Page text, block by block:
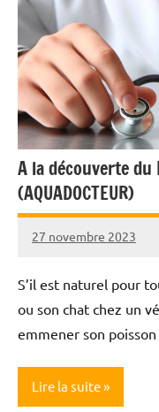
A la découverte du
(AQUADOCTEUR)
27 novembre 2023
Nicolas
S’il est naturel pour
ou son chat chez un
emmener son
Lire la suite